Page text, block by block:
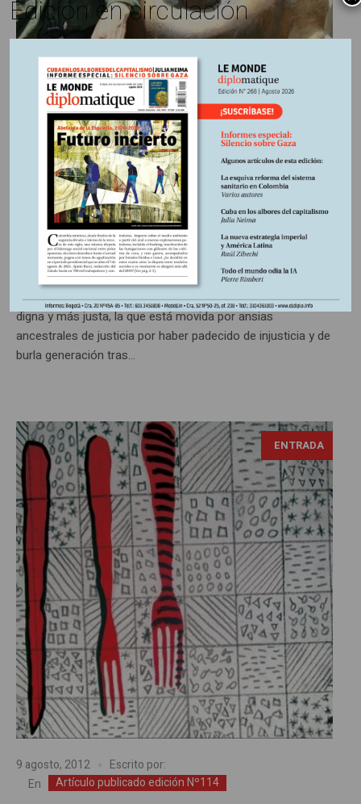
9 agosto, 2012
Escrito por:
Artículo publicado edición Nº114
Maestro Alfredo Castañeda
Flor: Fulgor de la roca y el
bronce
Entendemos por pueblo, cuando hablamos de lucha, la gran
masa irredenta a la que todos ofrecen y a la que todos
engañan y traicionan, la que anhela una patria mejor y más
digna y más justa, la que está movida por ansias
ancestrales de justicia por haber padecido de injusticia y de
burla generación tras...
ENTRADA
9 agosto, 2012
Escrito por:
En
Artículo publicado edición Nº114
Edición en circulación